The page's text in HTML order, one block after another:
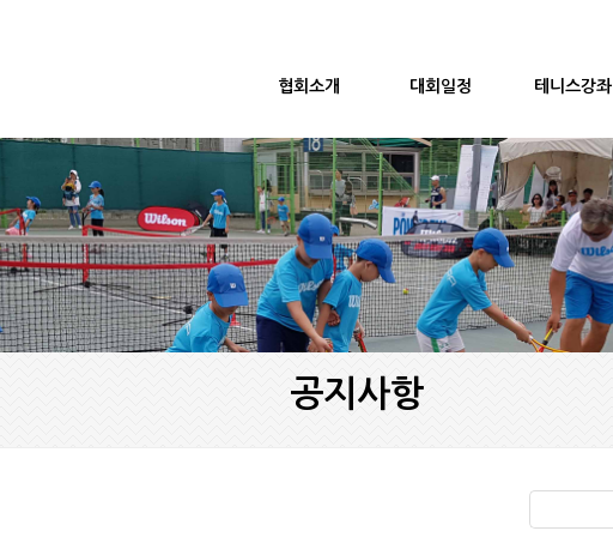
협회소개 대회일정 테니스강좌
공지사항